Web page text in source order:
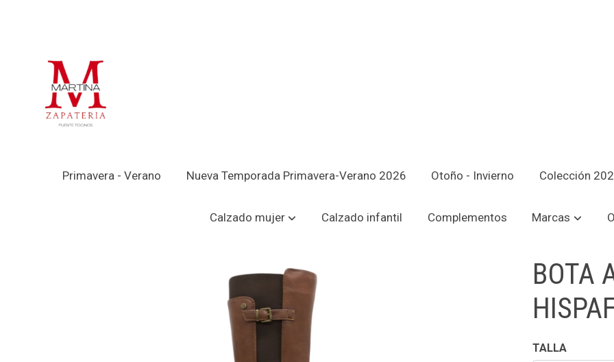
Primavera - Verano Nueva Temporada Primavera-Verano 2026 Otoño - Invierno Colección
Calzado mujer Calzado infantil Complementos Marcas
BOTA ALTA ELEGANTE HISPAFLEX CUERO
BOTA
TALLA